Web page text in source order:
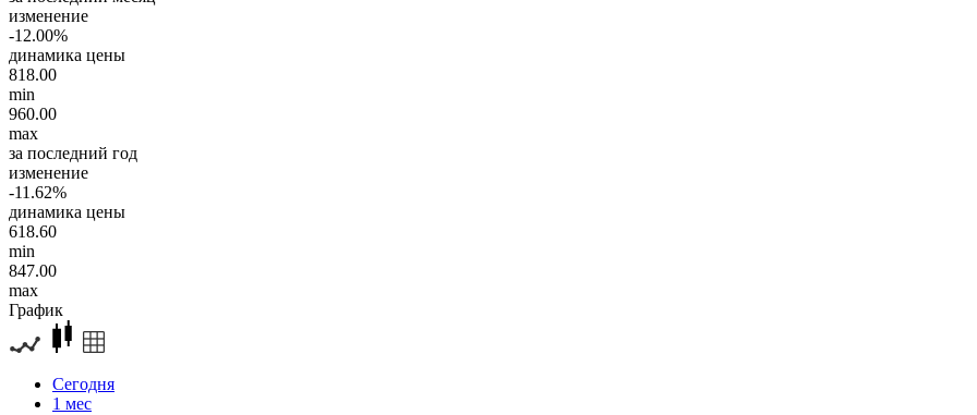
изменение
-12.00%
динамика цены
818.00
min
960.00
max
за последний год
изменение
-11.62%
динамика цены
618.60
min
847.00
max
График
Сегодня
1 мес